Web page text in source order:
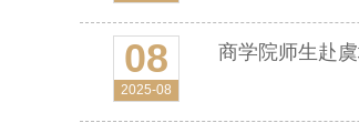
08
2025-08
商学院师生赴